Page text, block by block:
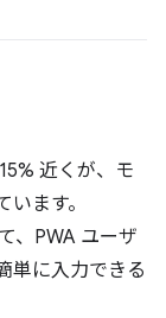
近くが、モ
ます。
、PWA ユーザ
単に入力できる